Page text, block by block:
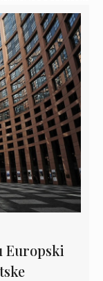
Europski